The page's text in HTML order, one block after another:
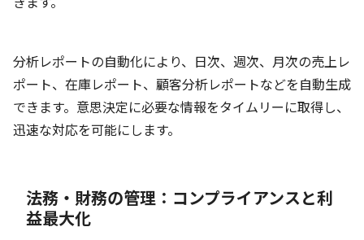
分析レポートの自動化により、日次、週次、月次の売上レ
ポート、在庫レポート、顧客分析レポートなどを自動生成
できます。意思決定に必要な情報をタイムリーに取得し、
迅速な対応を可能にします。
法務・財務の管理：コンプライアンスと利
益最大化